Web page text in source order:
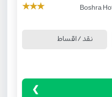
Boshra
★
★
★
نقد / اقساط